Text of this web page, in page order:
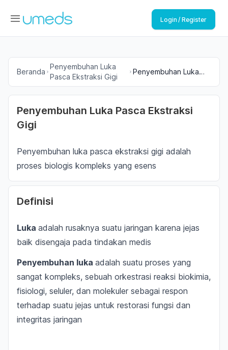
Login / Register
Beranda
Penyembuhan Luka
Pasca Ekstraksi Gigi
Penyembuhan Luka
Penyembuhan Luka Pasca Ekstraksi
Gigi
Penyembuhan luka pasca ekstraksi gigi adalah
proses biologis kompleks yang esens
Definisi
Luka adalah rusaknya suatu jaringan karena jejas
baik disengaja pada tindakan medis
Penyembuhan luka adalah suatu proses yang
sangat kompleks, sebuah orkestrasi reaksi biokimia,
fisiologi, seluler, dan molekuler sebagai respon
terhadap suatu jejas untuk restorasi fungsi dan
integritas jaringan